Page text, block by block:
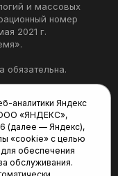
и массовых
номер
2021 г.
обязательна.
28А
аналитики Яндекс
ООО «ЯНДЕКС»,
(далее — Яндекс),
«cookie» с целью
обеспечения
обслуживания.